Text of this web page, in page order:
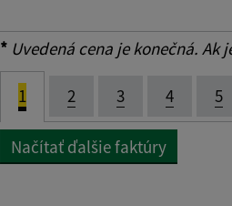
* Uvedená cena je konečná.
1 2 3 4 5
Načítať ďalšie faktúry